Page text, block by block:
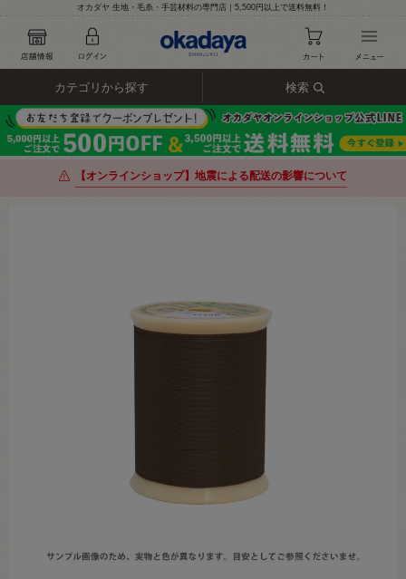
オカダヤ 生地・毛糸・手芸材料の専門店｜5,500円以上で送料無料！
カテゴリから探す 検索
【オンラインショップ】地震による配送の影響について